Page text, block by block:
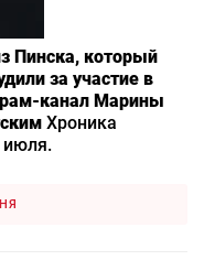
Пинска, который
за участие в
канал Марины
Хроника
июля.